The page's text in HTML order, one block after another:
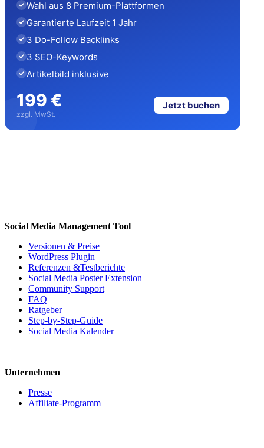
Wahl aus 8 Premium-Plattformen
Garantierte Laufzeit 1 Jahr
3 Do-Follow Backlinks
3 SEO-Keywords
Artikelbild inklusive
199 €
zzgl. MwSt.
Jetzt buchen
Social Media Management Tool
Versionen & Preise
WordPress Plugin
Referenzen &Testberichte
Social Media Poster Extension
Community Support
FAQ
Ratgeber
Step-by-Step-Guide
Social Media Kalender
Unternehmen
Presse
Affiliate-Programm